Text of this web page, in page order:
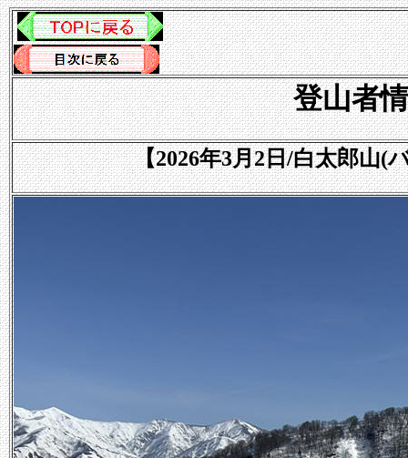
登山者
【2026年3月2日/白太郎山(